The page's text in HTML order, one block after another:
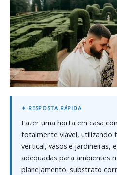
Fazer uma horta em casa
totalmente viável, utilizando
vertical, vasos e jardineiras,
adequadas para ambientes
planejamento, substrato